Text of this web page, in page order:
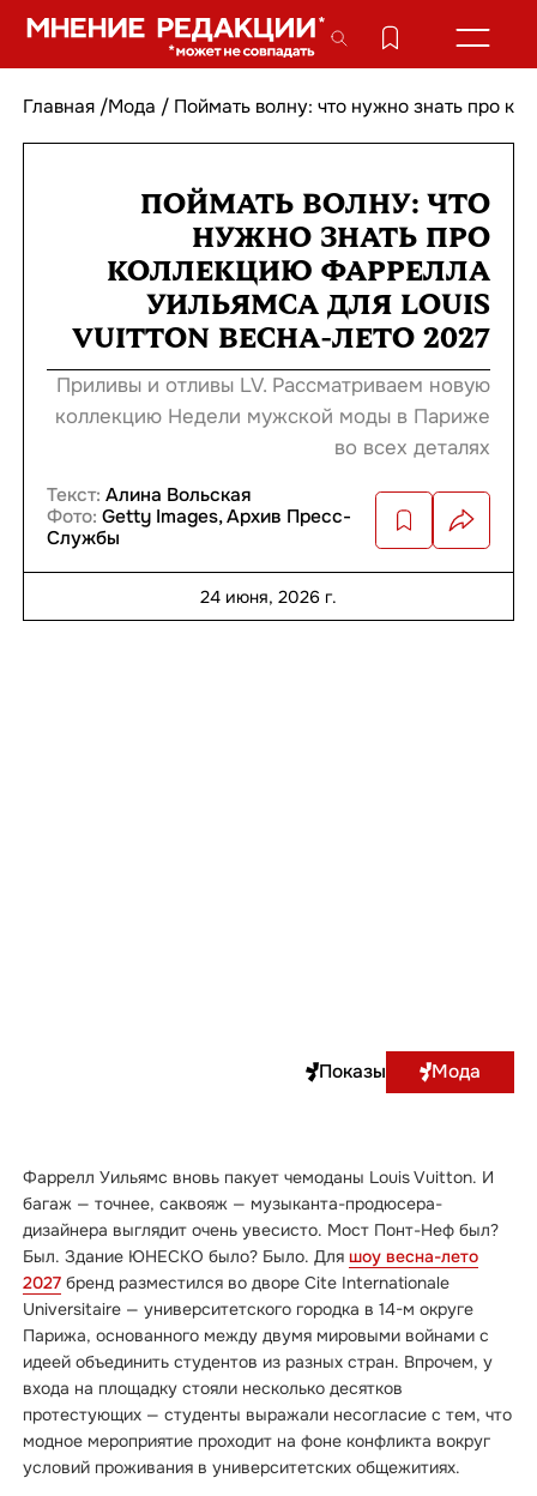
Главная /Мода / Поймать волну: что нужно знать про
ПОЙМАТЬ ВОЛНУ: ЧТО
НУЖНО ЗНАТЬ ПРО
КОЛЛЕКЦИЮ ФАРРЕЛЛА
УИЛЬЯМСА ДЛЯ LOUIS
VUITTON ВЕСНА-ЛЕТО 2027
Приливы и отливы LV. Рассматриваем новую
коллекцию Недели мужской моды в Париже
во всех деталях
Текст:Алина Вольская
Фото:Getty Images, Архив Пресс-
Службы
24 июня, 2026 г.
Показы Мода
Фаррелл Уильямс вновь пакует чемоданы Louis Vuitton. И
багаж — точнее, саквояж — музыканта-продюсера-
дизайнера выглядит очень увесисто. Мост Понт-Неф был?
Был. Здание ЮНЕСКО было? Было. Дляшоу весна-лето
2027 бренд разместился во дворе Cite Internationale
Universitaire — университетского городка в 14-м округе
Парижа, основанного между двумя мировыми войнами с
идеей объединить студентов из разных стран. Впрочем, у
входа на площадку стояли несколько десятков
протестующих — студенты выражали несогласие с тем, что
модное мероприятие проходит на фоне конфликта вокруг
условий проживания в университетских общежитиях.